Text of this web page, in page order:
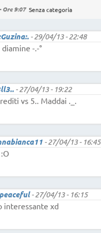
Ore 9:07 Senza categoria
-29/04/13 - 22:48
diamine -.-°
-27/04/13 - 19:22
vs 5.. Maddai ._.
-27/04/13 - 16:45
-27/04/13 - 16:15
interessante xd